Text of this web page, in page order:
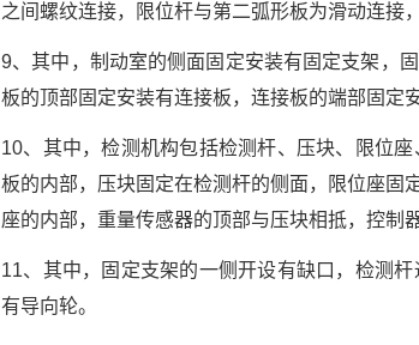
之间螺纹连接，限位杆与第二弧形板为滑动连接
9、其中，制动室的侧面固定安装有固定支架，
板的顶部固定安装有连接板，连接板的端部固定
10、其中，检测机构包括检测杆、压块、限位
板的内部，压块固定在检测杆的侧面，限位座固
座的内部，重量传感器的顶部与压块相抵，控制
11、其中，固定支架的一侧开设有缺口，检测
有导向轮。